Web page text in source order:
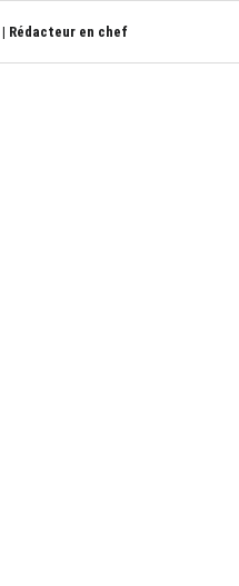
| Rédacteur en chef